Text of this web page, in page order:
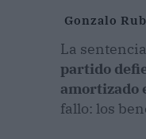
Gonzalo
La
partido
amortizado
fallo: los